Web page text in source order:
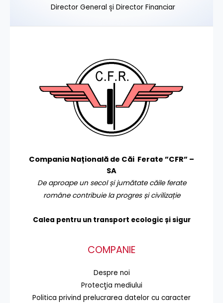
Director General și Director Financiar
Compania Națională de Căi Ferate ”CFR” –
SA
De aproape un secol și jumătate căile ferate
române contribuie la progres și civilizație
Calea pentru un transport ecologic și sigur
COMPANIE
Despre noi
Protecţia mediului
Politica privind prelucrarea datelor cu caracter